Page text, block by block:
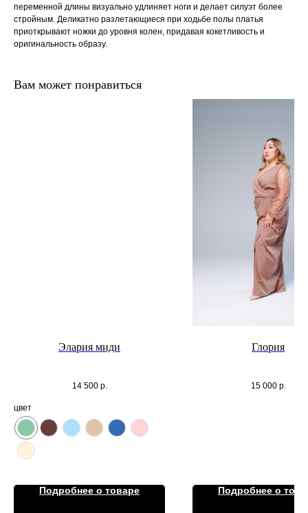
переменной длины визуально удлиняет ноги и делает силуэт более
стройным. Деликатно разлетающиеся при ходьбе полы платья
приоткрывают ножки до уровня колен, придавая кокетливость и
оригинальность образу.
Вам может понравиться
Элария миди
14 500 р.
цвет
Подробнее о товаре
Глория
15 000 р.
Подробнее о